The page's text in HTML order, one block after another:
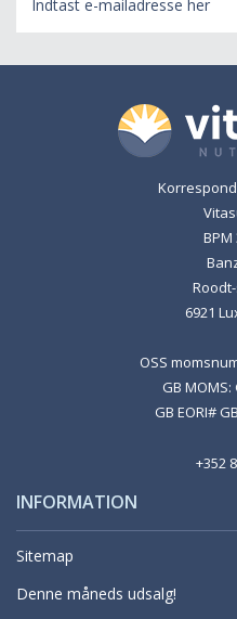
mail-
adresse
BPM
6921
OSS
GB MOMS:
GB EORI#
+352
INFORMATION
Sitemap
Denne måneds udsalg!